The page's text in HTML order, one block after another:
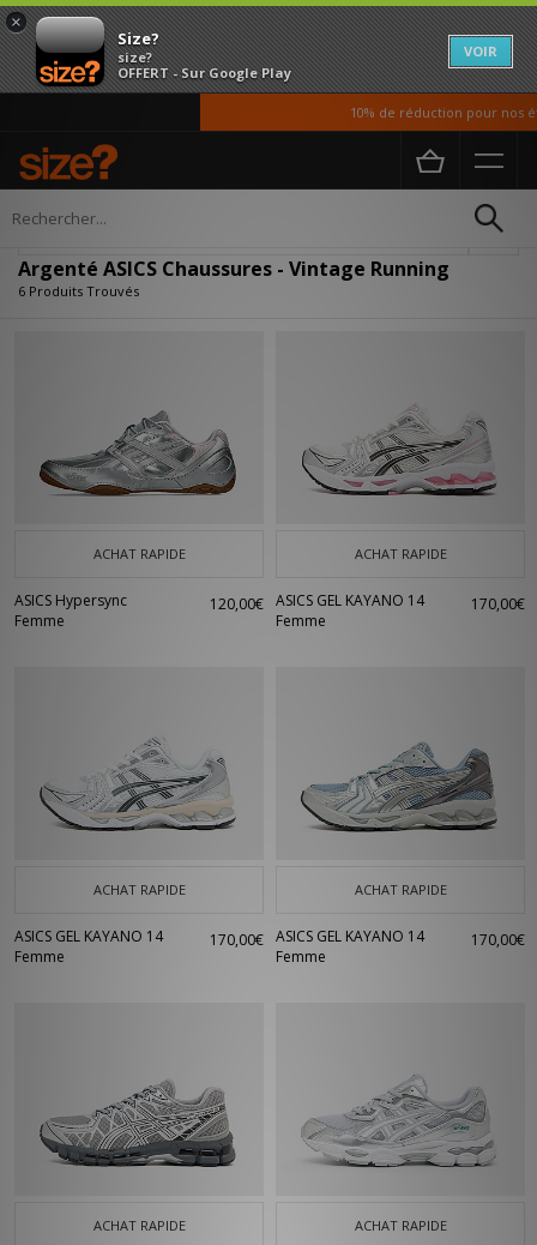
×
Size?
size?
OFFERT - Sur Google Play
VOIR
10% de réduction pour nos
Accueil Femme
Argenté ASICS Chaussures - Vintage Running
6 Produits Trouvés
ACHAT RAPIDE
ASICS Hypersync
Femme
120,00€
ACHAT RAPIDE
ASICS GEL KAYANO 14
Femme
170,00€
ACHAT RAPIDE
ASICS GEL KAYANO 14
Femme
170,00€
ACHAT RAPIDE
ASICS GEL KAYANO 14
Femme
170,00€
ACHAT RAPIDE ACHAT RAPIDE